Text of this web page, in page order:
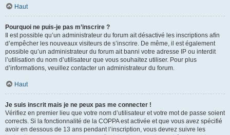
Haut
Pourquoi ne puis-je pas m’inscrire ?
Il est possible qu’un administrateur du forum ait désactivé les inscriptions afin
d’empêcher les nouveaux visiteurs de s’inscrire. De même, il est également
possible qu’un administrateur du forum ait banni votre adresse IP ou interdit
l’utilisation du nom d’utilisateur que vous souhaitez utiliser. Pour plus
d’informations, veuillez contacter un administrateur du forum.
Haut
Je suis inscrit mais je ne peux pas me connecter !
Vérifiez en premier lieu que votre nom d’utilisateur et votre mot de passe soient
corrects. Si la fonctionnalité de la COPPA est activée et que vous avez spécifié
avoir en dessous de 13 ans pendant l’inscription, vous devrez suivre les